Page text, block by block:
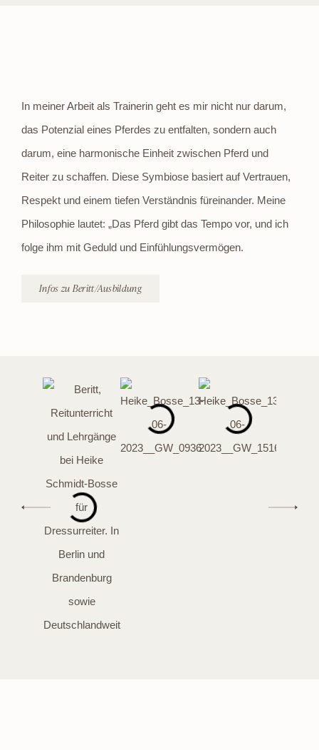
In meiner Arbeit als Trainerin geht es mir nicht nur darum,
das Potenzial eines Pferdes zu entfalten, sondern auch
darum, eine harmonische Einheit zwischen Pferd und
Reiter zu schaffen. Diese Symbiose basiert auf Vertrauen,
Respekt und einem tiefen Verständnis füreinander. Meine
Philosophie lautet: „Das Pferd gibt das Tempo vor, und ich
folge ihm mit Geduld und Einfühlungsvermögen.
Infos zu Beritt/Ausbildung